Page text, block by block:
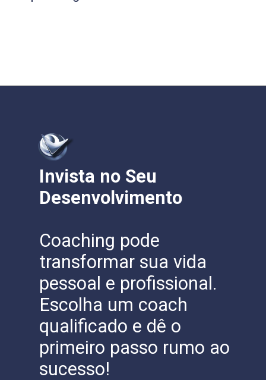
Invista no Seu
Desenvolvimento
Coaching pode
transformar sua vida
pessoal e profissional.
Escolha um coach
qualificado e dê o
primeiro passo rumo ao
sucesso!